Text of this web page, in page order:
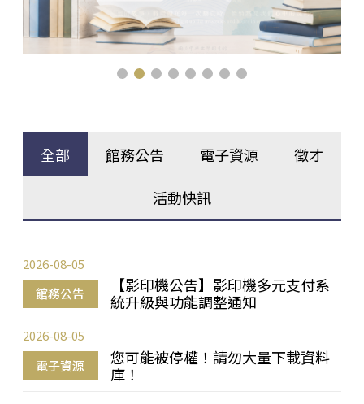
全部 館務公告 電子資源 徵才
活動快訊
館務公告
【影印機公告】影印機多元支付系
統升級與功能調整通知
2026-08-05
電子資源
您可能被停權！請勿大量下載資料
庫！
2026-08-05